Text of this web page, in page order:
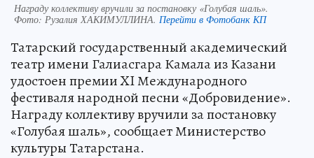
Награду коллективу вручили за постановку «Голубая шаль».
Фото: Рузалия ХАКИМУЛЛИНА. Перейти в Фотобанк КП
Татарский государственный академический
театр имени Галиасгара Камала из Казани
удостоен премии XI Международного
фестиваля народной песни «Добровидение».
Награду коллективу вручили за постановку
«Голубая шаль», сообщает Министерство
культуры Татарстана.